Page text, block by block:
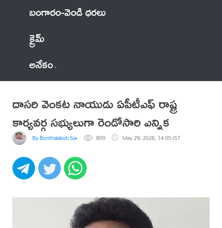
బంగారం-వెండి ధరలు
క్రైమ్
అనేకం
దాసరి వెంకట నాయుడు ఏపీటీఎఫ్ రాష్ట్ర
కార్యవర్గ సభ్యులుగా రెండోసారి ఎన్నిక
By Bonthalakoti Sankara Rao809 May 29, 2026, 14:05 IST